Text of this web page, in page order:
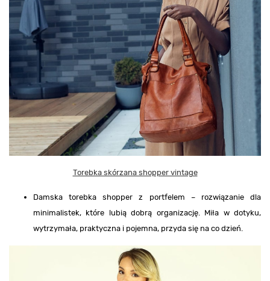
Torebka skórzana shopper vintage
Damska torebka shopper z portfelem – rozwiązanie dla
minimalistek, które lubią dobrą organizację. Miła w dotyku,
wytrzymała, praktyczna i pojemna, przyda się na co dzień.